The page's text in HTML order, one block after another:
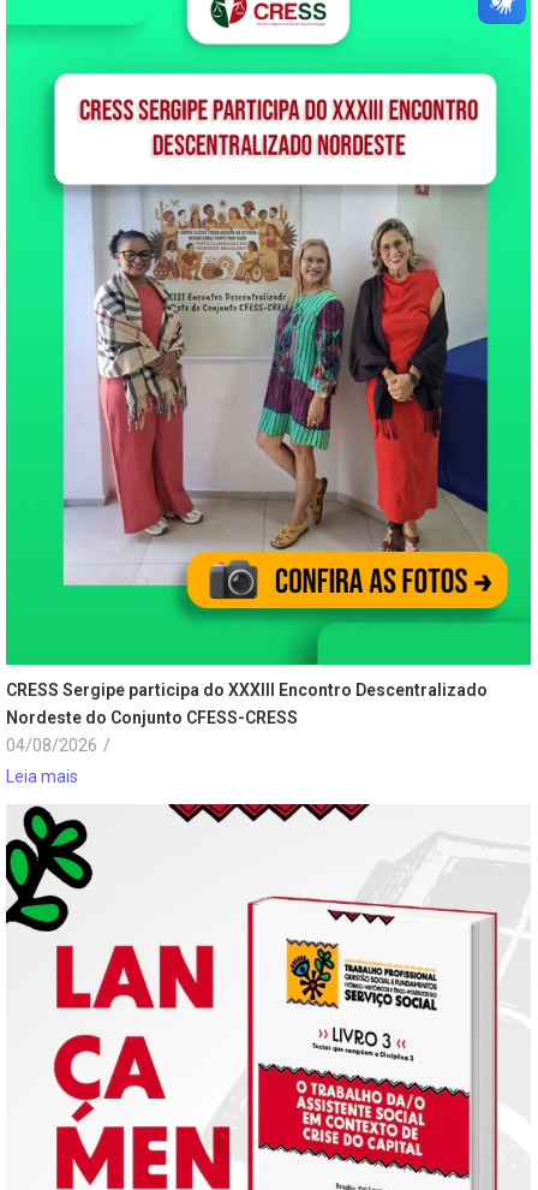
CRESS Sergipe participa do XXXIII Encontro Descentralizado
Nordeste do Conjunto CFESS-CRESS
04/08/2026 /
Leia mais